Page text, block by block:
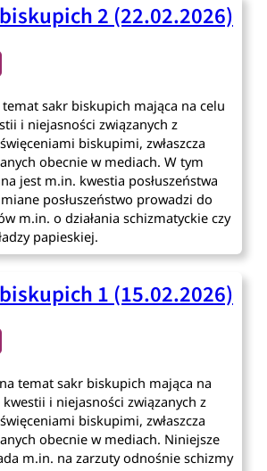
2 (22.02.2026)
sakr biskupich mająca na celu
i niejasności związanych z
biskupimi, zwłaszcza
obecnie w mediach. W tym
jest m.in. kwestia posłuszeństwa
posłuszeństwo prowadzi do
m.in. o działania schizmatyckie czy
papieskiej.
1 (15.02.2026)
temat sakr biskupich mająca na
i niejasności związanych z
biskupimi, zwłaszcza
obecnie w mediach. Niniejsze
m.in. na zarzuty odnośnie schizmy